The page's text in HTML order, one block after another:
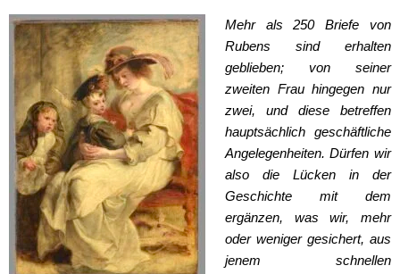
Mehr als 250 Briefe von
Rubens sind erhalten
geblieben; von seiner
zweiten Frau hingegen nur
zwei, und diese betreffen
hauptsächlich geschäftliche
Angelegenheiten. Dürfen wir
also die Lücken in der
Geschichte mit dem
ergänzen, was wir, mehr
oder weniger gesichert, aus
jenem schnellen